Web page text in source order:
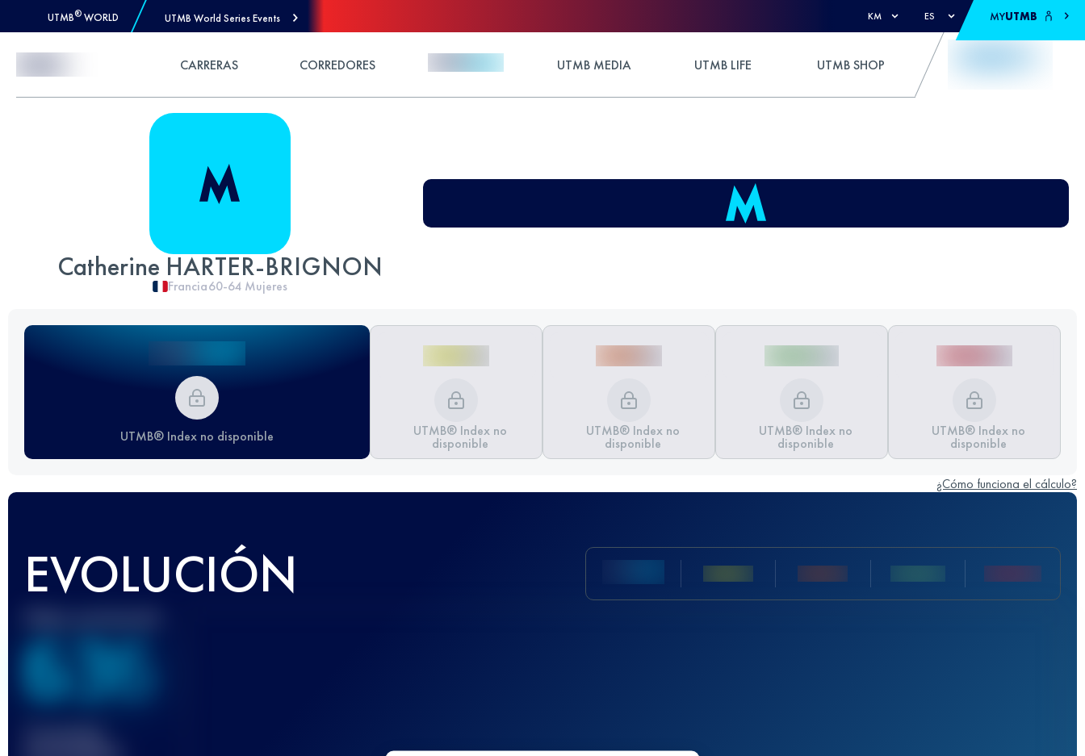
UTMB® WORLD UTMB World Series Events KM ES MYUTMB
CARRERAS CORREDORES UTMB MEDIA UTMB LIFE UTMB SHOP
Catherine HARTER-BRIGNON
Francia60-64 Mujeres
UTMB® Index no disponible UTMB® Index no
disponible
UTMB® Index no
disponible
UTMB® Index no
disponible
UTMB® Index no
disponible
¿Cómo funciona el cálculo?
EVOLUCIÓN
636